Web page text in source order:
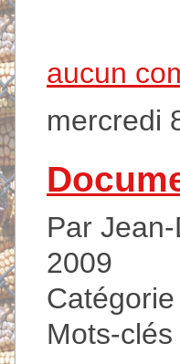
aucun
mercredi
Par
2009
Catégorie
Mots-clés